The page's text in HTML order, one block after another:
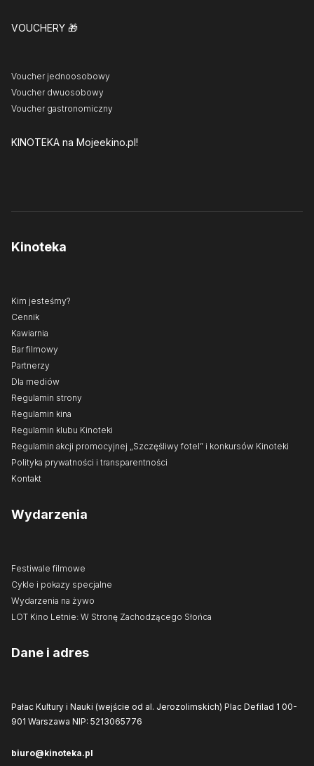
VOUCHERY 🎁
Voucher jednoosobowy
Voucher dwuosobowy
Voucher gastronomiczny
KINOTEKA na Mojeekino.pl!
Kinoteka
Kim jesteśmy?
Cennik
Kawiarnia
Bar filmowy
Partnerzy
Dla mediów
Regulamin strony
Regulamin kina
Regulamin klubu Kinoteki
Regulamin akcji promocyjnej „Szczęśliwy fotel” i konkursów Kinoteki
Polityka prywatności i transparentności
Kontakt
Wydarzenia
Festiwale filmowe
Cykle i pokazy specjalne
Wydarzenia na żywo
LOT Kino Letnie: W Stronę Zachodzącego Słońca
Dane i adres
Pałac Kultury i Nauki (wejście od al. Jerozolimskich) Plac Defilad 1 00-
901 Warszawa NIP: 5213065776
biuro@kinoteka.pl